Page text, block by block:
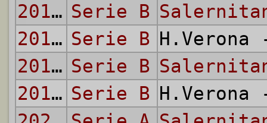
2016/17 Serie B
2016/17 Serie B
2018/19 Serie B
2018/19 Serie B